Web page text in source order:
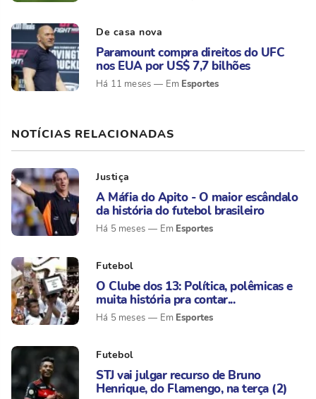
De casa nova
Paramount compra direitos do UFC
nos EUA por US$ 7,7 bilhões
Há 11 meses Esportes
NOTÍCIAS RELACIONADAS
Justiça
A Máfia do Apito - O maior escândalo
da história do futebol brasileiro
Há 5 meses Esportes
Futebol
O Clube dos 13: Política, polêmicas e
muita história pra contar...
Há 5 meses Esportes
Futebol
STJ vai julgar recurso de Bruno
Henrique, do Flamengo, na terça (2)